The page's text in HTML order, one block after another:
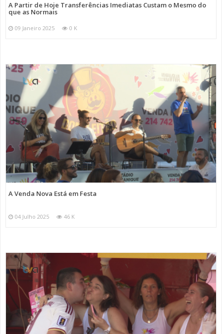
A Partir de Hoje Transferências Imediatas Custam o Mesmo do
que as Normais
09 Janeiro 2025 0 K
A Venda Nova Está em Festa
04 Julho 2025 46 K